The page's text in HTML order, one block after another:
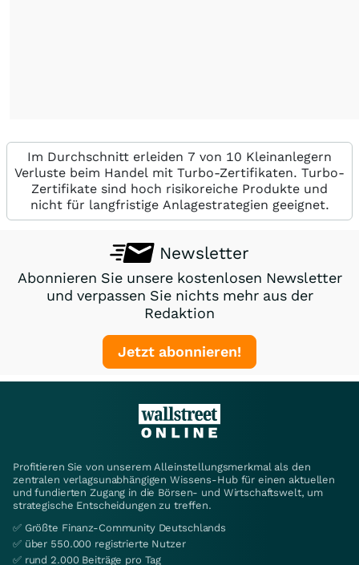
Im Durchschnitt erleiden 7 von 10 Kleinanlegern
Verluste beim Handel mit Turbo-Zertifikaten. Turbo-
Zertifikate sind hoch risikoreiche Produkte und
nicht für langfristige Anlagestrategien geeignet.
Newsletter
Abonnieren Sie unsere kostenlosen Newsletter
und verpassen Sie nichts mehr aus der
Redaktion
Jetzt abonnieren!
Profitieren Sie von unserem Alleinstellungsmerkmal als den
zentralen verlagsunabhängigen Wissens-Hub für einen aktuellen
und fundierten Zugang in die Börsen- und Wirtschaftswelt, um
strategische Entscheidungen zu treffen.
✅ Größte Finanz-Community Deutschlands
✅ über 550.000 registrierte Nutzer
✅ rund 2.000 Beiträge pro Tag